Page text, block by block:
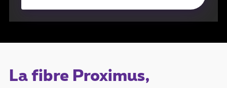
La fibre Proximus,